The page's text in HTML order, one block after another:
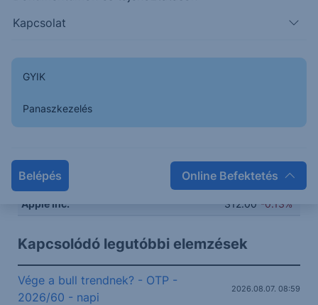
Kapcsolat
GYIK
Panaszkezelés
Belépés Online Befektetés
14:00 18:00
312
313
Apple Inc. 312.00 -0.13%
Kapcsolódó legutóbbi elemzések
Vége a bull trendnek? - OTP -
2026/60 - napi
2026.08.07. 08:59